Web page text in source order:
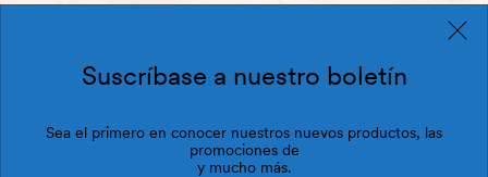
Suscríbase a nuestro boletín
Sea el primero en conocer nuestros nuevos productos, las
promociones de
y mucho más.